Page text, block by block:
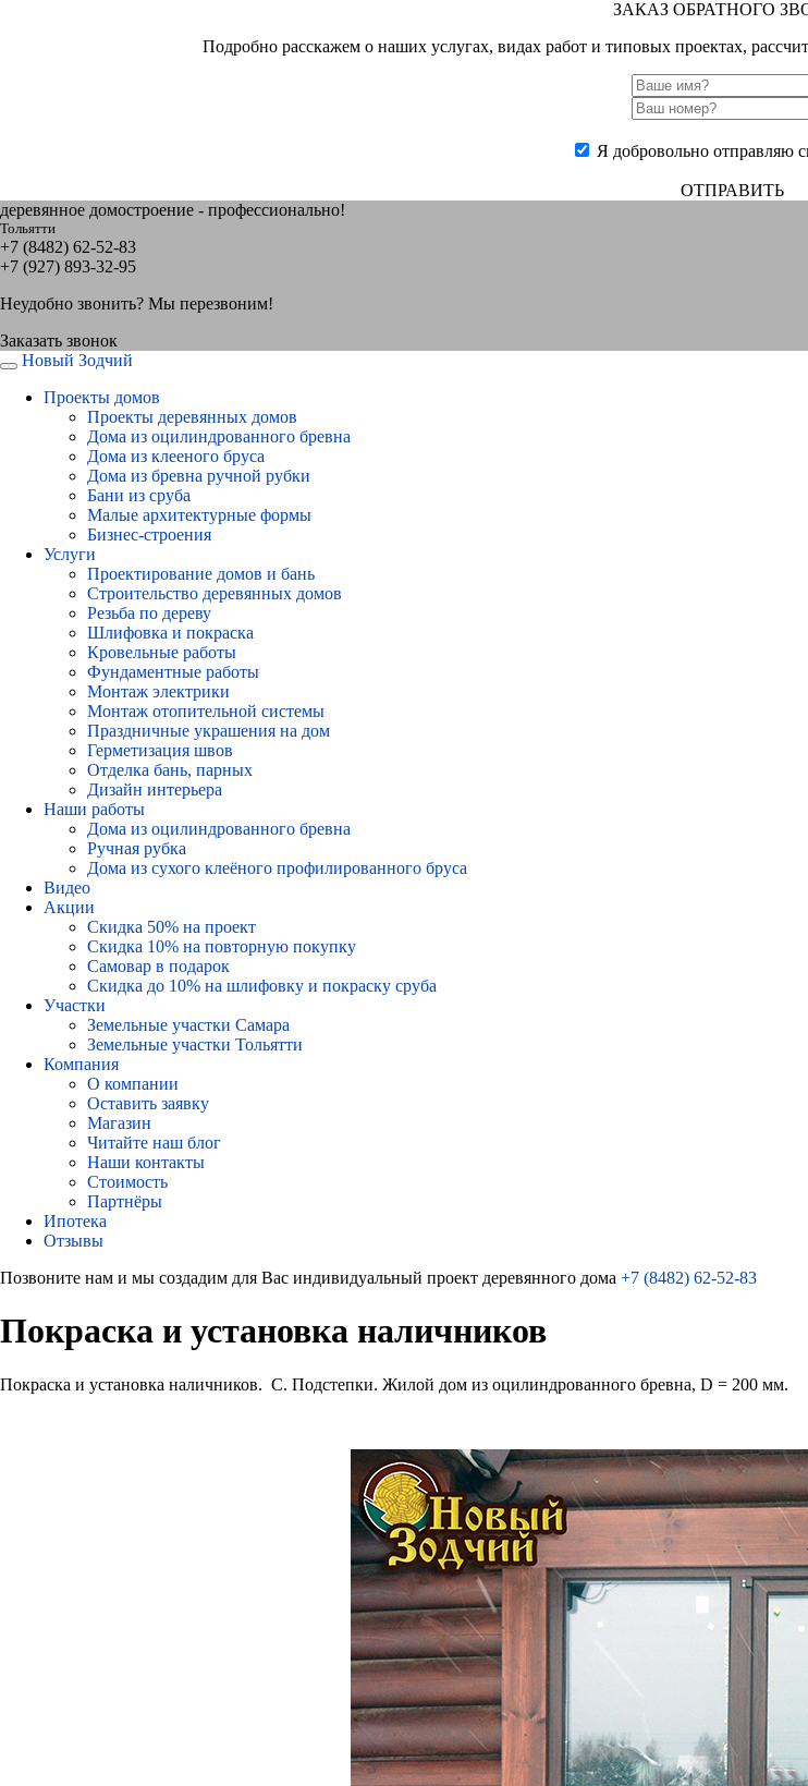
ЗАКАЗ ОБРАТНОГО
Подробно расскажем о наших услугах, видах работ и типовых проектах,
Я добровольно отправляю
ОТПРАВИТЬ
деревянное домостроение - профессионально!
Тольятти
+7 (8482) 62-52-83
+7 (927) 893-32-95
Неудобно звонить? Мы перезвоним!
Заказать звонок
Новый Зодчий
Проекты домов
Проекты деревянных домов
Дома из оцилиндрованного бревна
Дома из клееного бруса
Дома из бревна ручной рубки
Бани из сруба
Малые архитектурные формы
Бизнес-строения
Услуги
Проектирование домов и бань
Строительство деревянных домов
Резьба по дереву
Шлифовка и покраска
Кровельные работы
Фундаментные работы
Монтаж электрики
Монтаж отопительной системы
Праздничные украшения на дом
Герметизация швов
Отделка бань, парных
Дизайн интерьера
Наши работы
Дома из оцилиндрованного бревна
Ручная рубка
Дома из сухого клеёного профилированного бруса
Видео
Акции
Скидка 50% на проект
Скидка 10% на повторную покупку
Самовар в подарок
Скидка до 10% на шлифовку и покраску сруба
Участки
Земельные участки Самара
Земельные участки Тольятти
Компания
О компании
Оставить заявку
Магазин
Читайте наш блог
Наши контакты
Стоимость
Партнёры
Ипотека
Отзывы
Позвоните нам и мы создадим для Вас индивидуальный проект деревянного дома +7 (8482) 62-52-83
Покраска и установка наличников
Покраска и установка наличников. С. Подстепки. Жилой дом из оцилиндрованного бревна, D = 200 мм.